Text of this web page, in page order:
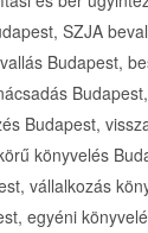
SZJA
Budapest,
Budapest,
könyvelés
vállalkozás
egyéni